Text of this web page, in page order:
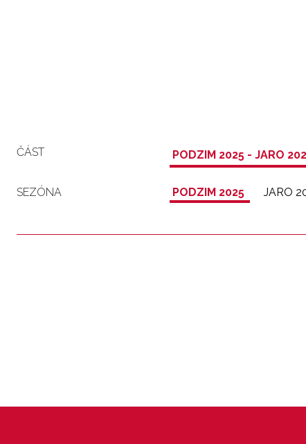
ČÁST PODZIM 2025 - JARO
SEZÓNA PODZIM 2025 JARO